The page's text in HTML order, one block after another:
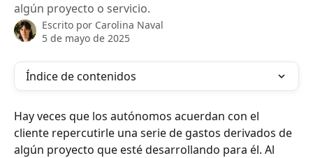
algún proyecto o servicio.
Escrito por Carolina Naval
5 de mayo de 2025
Índice de contenidos
Hay veces que los autónomos acuerdan con el
cliente repercutirle una serie de gastos derivados de
algún proyecto que esté desarrollando para él. Al